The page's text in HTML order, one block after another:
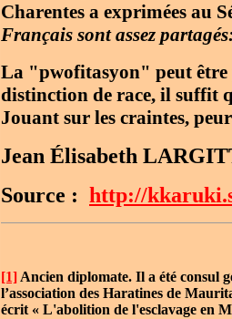
Charentes a exprimées au
Français sont assez
La "pwofitasyon" peut être
distinction de race, il suffit
Jouant sur les craintes,
Jean Élisabeth
Source : http://
[1] Ancien diplomate. Il a été consul
l’association des Haratines de
écrit « L'abolition de l'esclavage en